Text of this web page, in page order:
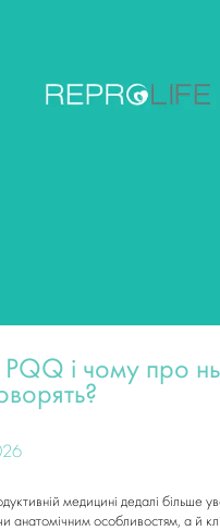
і чому про
медицині дедалі більше
анатомічним особливостям, а й